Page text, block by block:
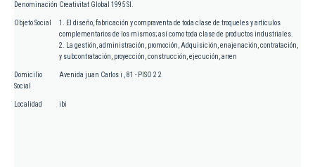
Denominación Creativitat Global 1995 Sl.
Objeto Social
1. El diseño, fabricación y compraventa de toda clase de troqueles y artículos
complementarios de los mismos; así como toda clase de productos industriales.
2. La gestión, administración, promoción, Adquisición, enajenación, contratación,
y subcontratación, proyección, construcción, ejecución, arren
Domicilio
Social
Avenida juan Carlos i , 81 - PISO 2 2
Localidad ibi